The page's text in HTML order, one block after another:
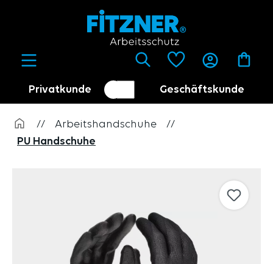
Privatkunde
Kundenumschalter
Geschäftskunde
Händler
// Arbeitshandschuhe
//
PU Handschuhe